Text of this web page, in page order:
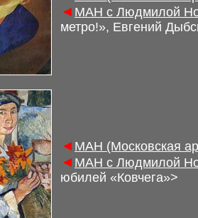
◄ МАН с Людмилой
метро!», Евгений
◄ МАН (Московская
◄ МАН с Людмилой
юбилей «Ковчега»>